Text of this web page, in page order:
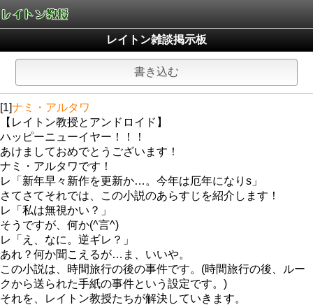
レイトン雑談掲示板
書き込む
[1]ナミ・アルタワ
【レイトン教授とアンドロイド】
ハッピーニューイヤー！！！
あけましておめでとうございます！
ナミ・アルタワです！
レ「新年早々新作を更新か…。今年は厄年になりs」
さてさてそれでは、この小説のあらすじを紹介します！
レ「私は無視かい？」
そうですが、何か(^言^)
レ「え、なに。逆ギレ？」
あれ？何か聞こえるが…ま、いいや。
この小説は、時間旅行の後の事件です。(時間旅行の後、ルー
クから送られた手紙の事件という設定です。)
それを、レイトン教授たちが解決していきます。